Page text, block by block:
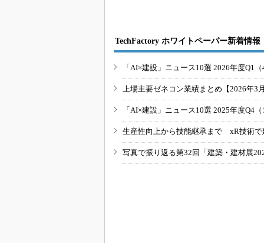
TechFactory ホワイトペーパー新着情報
「AI×建設」ニュース10選 2026年度Q1
上場主要ゼネコン業績まとめ【2026年3
「AI×建設」ニュース10選 2025年度Q4
生産性向上から技能継承まで xR技術で
写真で振り返る第32回「建築・建材展